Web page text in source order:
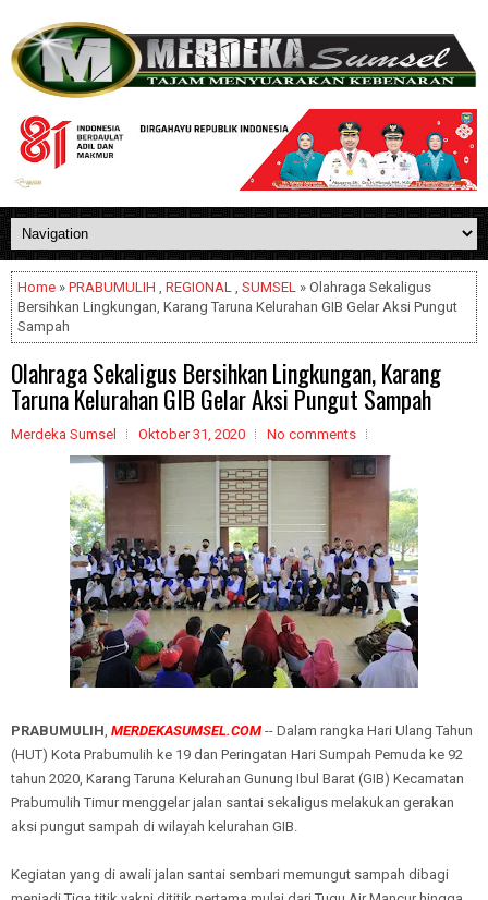
Home » PRABUMULIH , REGIONAL , SUMSEL » Olahraga Sekaligus
Bersihkan Lingkungan, Karang Taruna Kelurahan GIB Gelar Aksi Pungut
Sampah
Olahraga Sekaligus Bersihkan Lingkungan, Karang
Taruna Kelurahan GIB Gelar Aksi Pungut Sampah
Merdeka Sumsel Oktober 31, 2020 No comments
PRABUMULIH, MERDEKASUMSEL.COM -- Dalam rangka Hari Ulang Tahun
(HUT) Kota Prabumulih ke 19 dan Peringatan Hari Sumpah Pemuda ke 92
tahun 2020, Karang Taruna Kelurahan Gunung Ibul Barat (GIB) Kecamatan
Prabumulih Timur menggelar jalan santai sekaligus melakukan gerakan
aksi pungut sampah di wilayah kelurahan GIB.
Kegiatan yang di awali jalan santai sembari memungut sampah dibagi